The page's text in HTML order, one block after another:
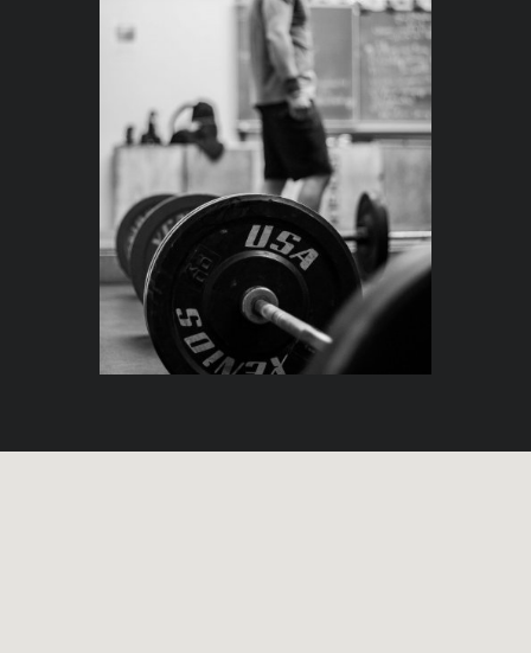
Fast jeden Tag könnt Ihr an der Tafel die
Buchstabenkombination “Rx” lesen gefolgt
von entsprechenden Skalierungsmöglichkeiten.